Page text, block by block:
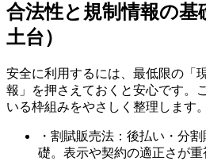
合法性と規制情報の基
土台）
安全に利用するには、最低限の「
報」を押さえておくと安心です。
いる枠組みをやさしく整理します。
・割賦販売法：後払い・分
礎。表示や契約の適正さが重